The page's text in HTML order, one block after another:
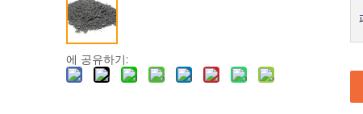
에 공유하기: